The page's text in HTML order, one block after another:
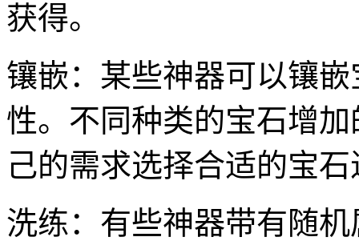
获得。
镶嵌：某些神器可以镶
性。不同种类的宝石增
己的需求选择合适的宝
洗练：有些神器带有随